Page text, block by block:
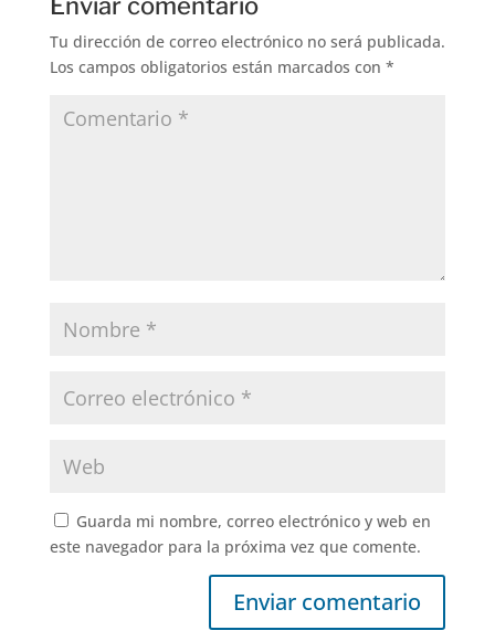
Tu dirección de correo electrónico no será publicada.
Los campos obligatorios están marcados con *
Guarda mi nombre, correo electrónico y web en
este navegador para la próxima vez que comente.